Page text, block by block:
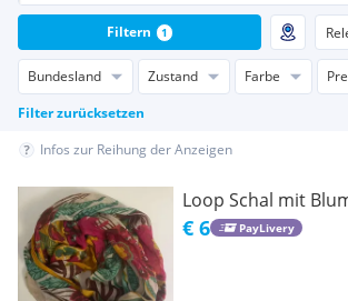
Bundesland Zustand Farbe
Filter zurücksetzen
Filtern 1
Infos zur Reihung der Anzeigen
Loop Schal mit
€ 6 PayLivery